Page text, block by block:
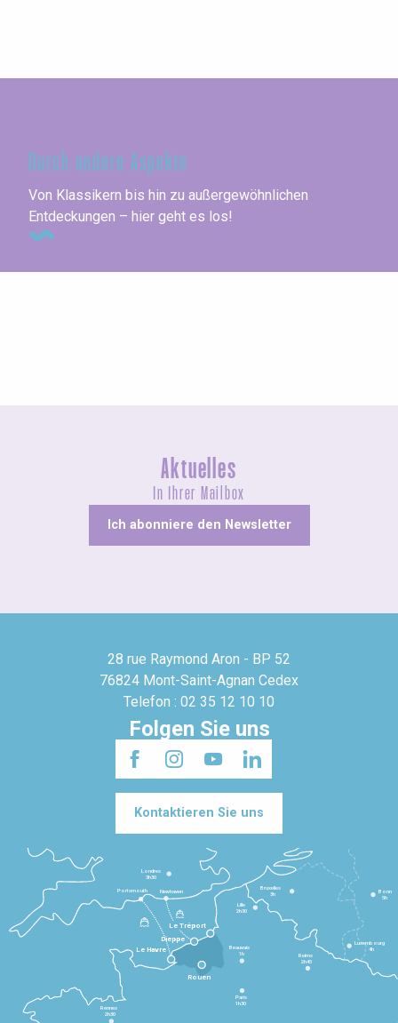
Durch andere Aspekte
Von Klassikern bis hin zu außergewöhnlichen
Entdeckungen – hier geht es los!
Aktuelles
In Ihrer Mailbox
Ich abonniere den Newsletter
28 rue Raymond Aron - BP 52
76824 Mont-Saint-Agnan Cedex
Telefon : 02 35 12 10 10
Folgen Sie uns
Kontaktieren Sie uns
Le Havre
Dieppe
Le Tréport
Rennes
2h30
Paris
1h30
Beauvais
1h
Reims
2h45
Lille
2h30
Bruxelles
3h
Londres
3h30
Newhaven
Portsmouth
Bonn
5h
Luxembourg
4h
Rouen